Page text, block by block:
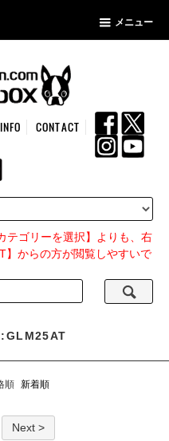
メニュー
CONTACT
テゴリーを選択】よりも、右
】からの方が閲覧しやすいで
:GLM25AT
順 新着順
Next >